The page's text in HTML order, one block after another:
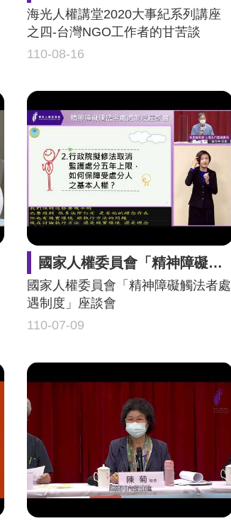
110-08-16
海光人權講堂2020大事紀系列講座
之四-台灣NGO工作者的甘苦談
國家人權委員會「精神障礙觸法者處遇制度」座談會
110-07-09
國家人權委員會「精神障礙觸法者處
遇制度」座談會